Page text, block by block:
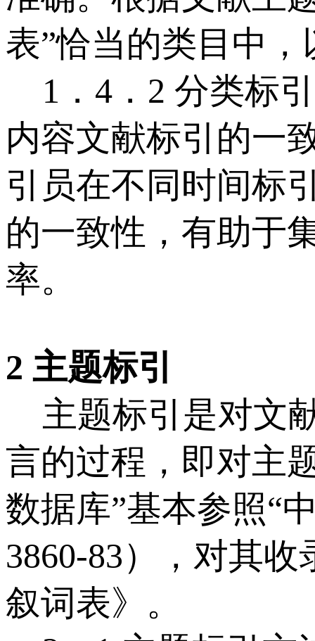
表”恰当的类目中
1．4．2 分类标
内容文献标引的一
引员在不同时间标
的一致性，有助于
率。
2 主题标引
主题标引是对文
言的过程，即对主
数据库”基本参照“
3860-83），对其
叙词表》。